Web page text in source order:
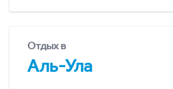
Отдых в
Аль-Ула